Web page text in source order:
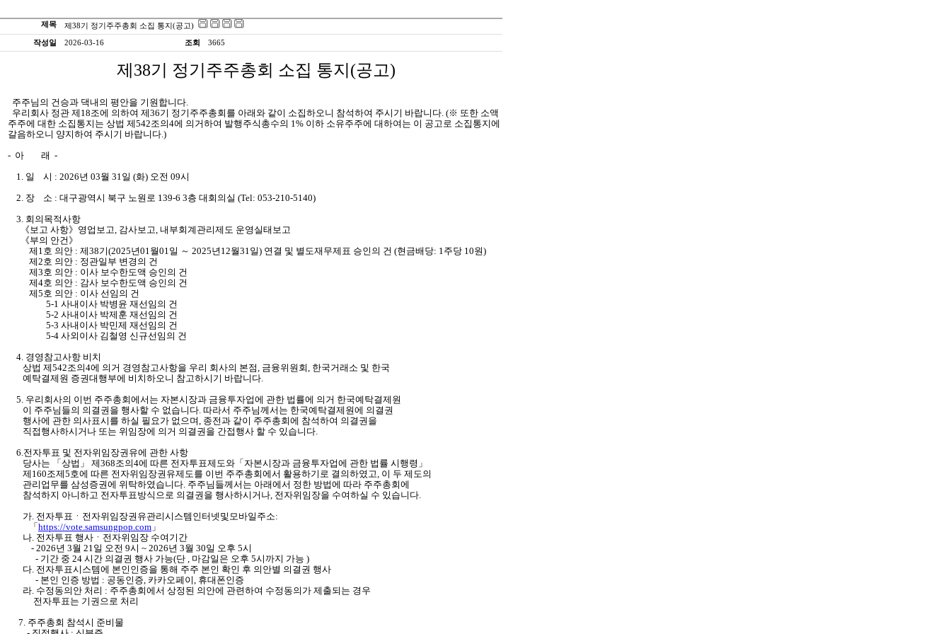
제목
제38기 정기주주총회 소집 통지(공고)
작성일
2026-03-16 조회 3665
제38기 정기주주총회 소집 통지(공고)
주주님의 건승과 댁내의 평안을 기원합니다.
우리회사 정관 제18조에 의하여 제36기 정기주주총회를 아래와 같이 소집하오니 참석하여 주시기 바랍니다. (※ 또한 소액
주주에 대한 소집통지는 상법 제542조의4에 의거하여 발행주식총수의 1% 이하 소유주주에 대하여는 이 공고로 소집통지에
갈음하오니 양지하여 주시기 바랍니다.)
- 아 래 -
1. 일 시 : 2026년 03월 31일 (화) 오전 09시
2. 장 소 : 대구광역시 북구 노원로 139-6 3층 대회의실 (Tel: 053-210-5140)
3. 회의목적사항
《보고 사항》영업보고, 감사보고, 내부회계관리제도 운영실태보고
《부의 안건》
제1호 의안 : 제38기(2025년01월01일 ～ 2025년12월31일) 연결 및 별도재무제표 승인의 건 (현금배당: 1주당 10원)
제2호 의안 : 정관일부 변경의 건
제3호 의안 : 이사 보수한도액 승인의 건
제4호 의안 : 감사 보수한도액 승인의 건
제5호 의안 : 이사 선임의 건
5-1 사내이사 박병윤 재선임의 건
5-2 사내이사 박제훈 재선임의 건
5-3 사내이사 박민제 재선임의 건
5-4 사외이사 김철영 신규선임의 건
4. 경영참고사항 비치
상법 제542조의4에 의거 경영참고사항을 우리 회사의 본점, 금융위원회, 한국거래소 및 한국
예탁결제원 증권대행부에 비치하오니 참고하시기 바랍니다.
5. 우리회사의 이번 주주총회에서는 자본시장과 금융투자업에 관한 법률에 의거 한국예탁결제원
이 주주님들의 의결권을 행사할 수 없습니다. 따라서 주주님께서는 한국예탁결제원에 의결권
행사에 관한 의사표시를 하실 필요가 없으며, 종전과 같이 주주총회에 참석하여 의결권을
직 접행사하시거나 또는 위임장에 의거 의결권을 간접행사 할 수 있습니다.
6.전자투표 및 전자위임장권유에 관한 사항
당사는 「상법」 제368조의4에 따른 전자투표제도와「자본시장과 금융투자업에 관한 법률 시행령」
제160조제5호에 따른 전자위임장권유제도를 이번 주주총회에서 활용하기로 결의하였고, 이 두 제도의
관리업무를 삼성증권에 위탁하였 습니다. 주주님들께서는 아래에서 정한 방법에 따라 주주총회에
참석하지 아니하고 전자투표방식으로 의결권을 행사하시거나, 전자위임장을 수여하실 수 있습니다.
가. 전자투표ㆍ전자위임장권유관리시스템인터넷및모바일주소:
「 https://vote.samsungpop.com 」
나. 전자투표 행사ㆍ전자위임장 수여기간
- 2026년 3월 21일 오전 9시 ~ 2026년 3월 30일 오후 5시
- 기간 중 24 시간 의결권 행사 가능(단 , 마감일은 오후 5시까지 가능 )
다. 전자투표시스템에 본인인증을 통해 주주 본인 확인 후 의안별 의결권 행사
- 본인 인증 방법 : 공동인증, 카카오페이, 휴대폰인증
라. 수정동의안 처리 : 주주총회에서 상정된 의안에 관련하여 수정동의가 제출되는 경우
전자투표는 기권으로 처리
7. 주주총회 참석시 준비물